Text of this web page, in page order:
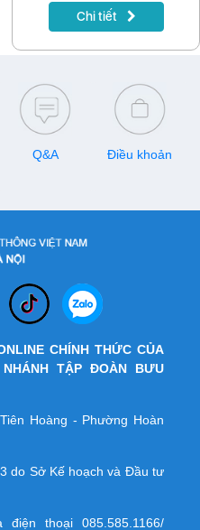
01/12/2025 đến 01/02/2026
trên phạm vi toàn quốc. Tổng
công nghệ cao cấp.
Chi tiết
Q&A Điều khoản
CHÍNH THỨC CỦA
TẬP ĐOÀN BƯU
Hoàng - Phường Hoàn
do Sở Kế hoạch và Đầu tư
điện thoại 085.585.1166/